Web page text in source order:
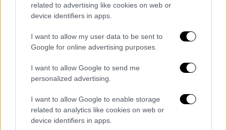
related to advertising like cookies on web or
device identifiers in apps.
I want to allow my user data to be sent to
Google for online advertising purposes.
I want to allow Google to send me
personalized advertising.
I want to allow Google to enable storage
related to analytics like cookies on web or
device identifiers in apps.
Μέχρι στιγμής δεν έχει διευκρινιστεί πόσα
Διαβάστε ακόμη
Kadebostany στο ethnos.gr: «Κάποτε
πίστευα ότι το να είσαι outsider ήταν
«Χωρίς σκηνές και κουβέρτες σε ακραίες
θερμοκρασίες»: Σε δραματικές συνθήκες